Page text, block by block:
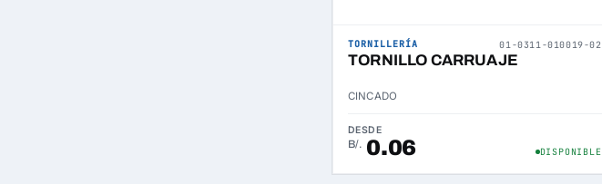
TORNILLERÍA 01-0311-010019-02
TORNILLO CARRUAJE
CINCADO
DESDE
B/. 0.06 DISPONIBLE